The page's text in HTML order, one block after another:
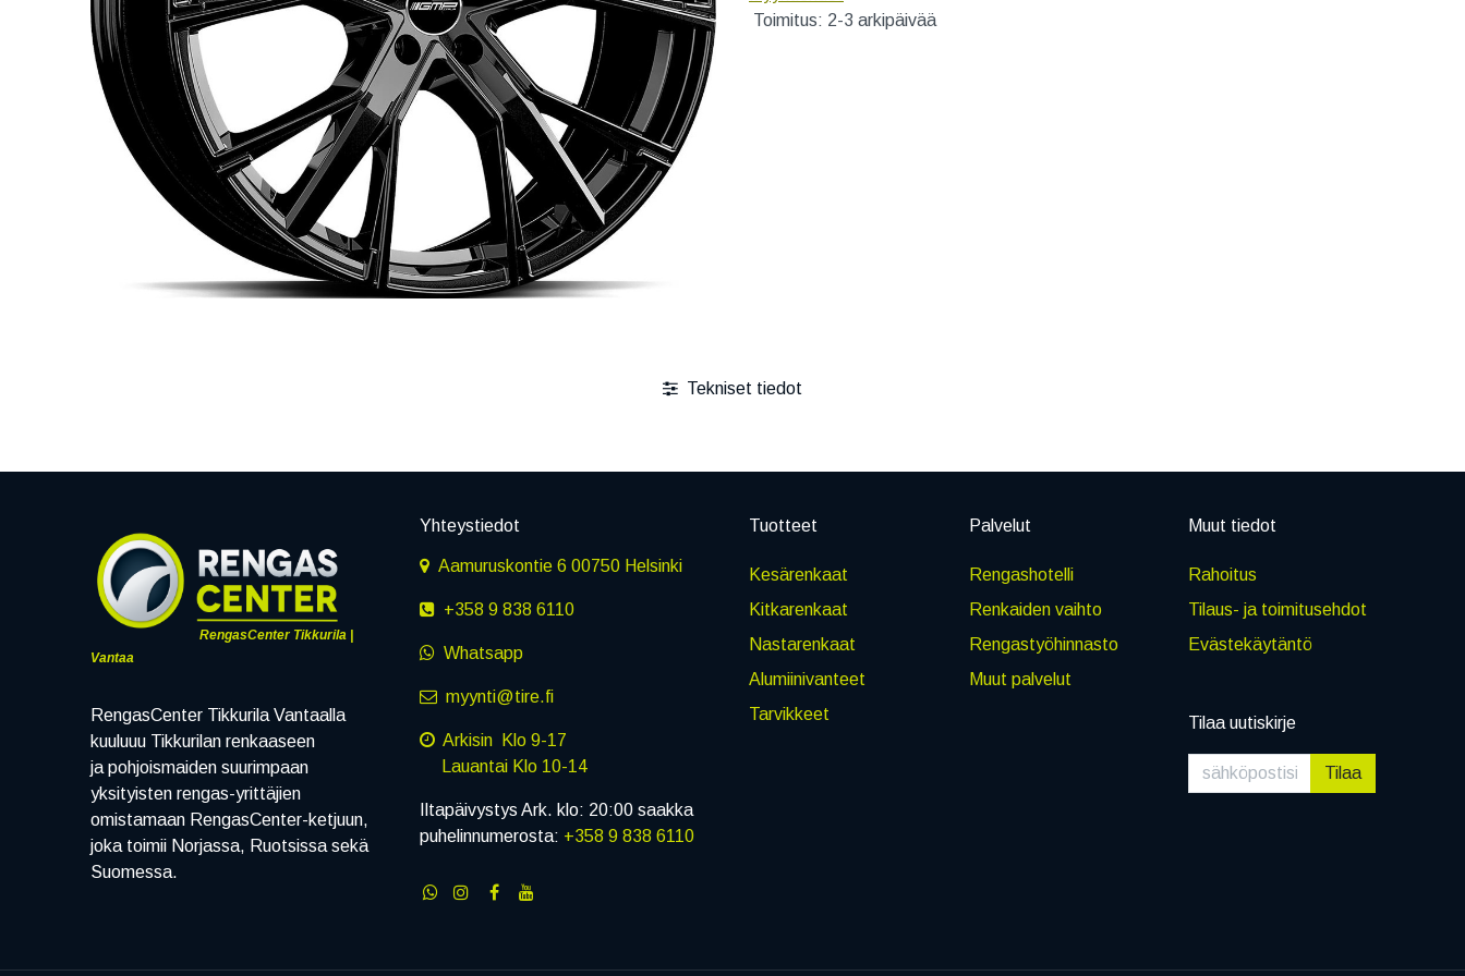
Toimitus: 2-3 arkipäivää
Tekniset tiedot
RengasCenter Tikkurila |
Vantaa
RengasCenter Tikkurila Vantaalla
kuuluuu Tikkurilan renkaaseen
ja pohjoismaiden suurimpaan
yksityisten rengas-yrittäjien
omistamaan RengasCenter-ketjuun,
joka toimii Norjassa, Ruotsissa sekä
Suomessa.
Yhteystiedot
Aamuruskontie 6 00750 Helsinki
+358 9 838 6110
Whatsapp
myynti@tire.fi
Arkisin Klo 9-17
Lauantai Klo 10-14
Iltapäivystys Ark. klo: 20:00 saakka
puhelinnumerosta: +358 9 838 6110
Tuotteet
Kesärenkaat
Kitkarenkaat
Nastarenkaat
Alumiinivanteet
Tarvikkeet
Palvelut
Rengashotelli
Renkaiden vaihto
Rengastyöhinnasto
Muut palvelut
Muut tiedot
Rahoitus
Tilaus- ja toimitusehdot
Evästekäytäntö
Tilaa uutiskirje
Tilaa